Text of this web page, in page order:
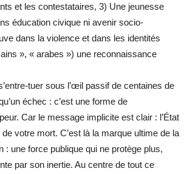
et les contestataires, 3) Une jeunesse
éducation civique ni avenir socio-
dans la violence et dans les identités
», « arabes ») une reconnaissance
tuer sous l’œil passif de centaines de
échec : c’est une forme de
Car le message implicite est clair : l’État
votre mort. C’est là la marque ultime de la
: une force publique qui ne protège plus,
par son inertie. Au centre de tout ce